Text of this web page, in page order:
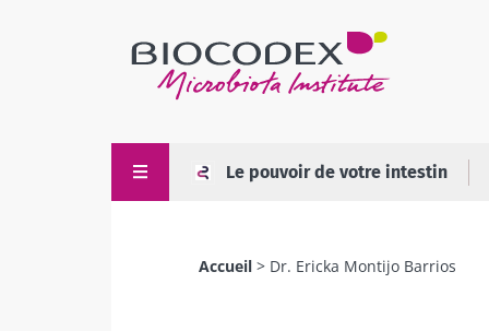
Le pouvoir de votre intestin
Accueil Dr. Ericka Montijo Barrios